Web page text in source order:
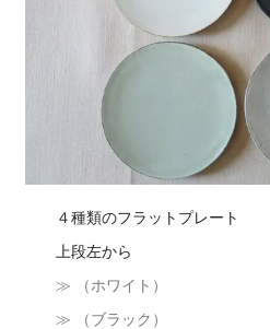
４種類のフラットプレート
上段左から
≫ （ホワイト）
≫ （ブラック）